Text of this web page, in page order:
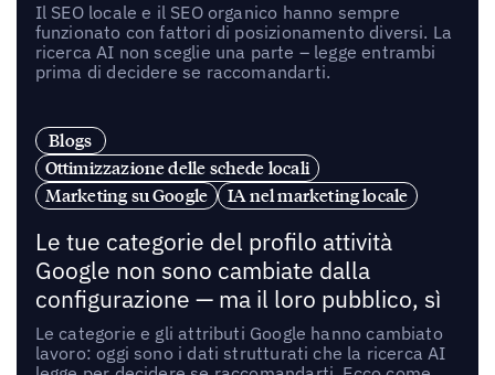
Il SEO locale e il SEO organico hanno sempre
funzionato con fattori di posizionamento diversi. La
ricerca AI non sceglie una parte – legge entrambi
prima di decidere se raccomandarti.
Blogs
Ottimizzazione delle schede locali
Marketing su Google
IA nel marketing locale
Le tue categorie del profilo attività
Google non sono cambiate dalla
configurazione — ma il loro pubblico, sì
Le categorie e gli attributi Google hanno cambiato
lavoro: oggi sono i dati strutturati che la ricerca AI